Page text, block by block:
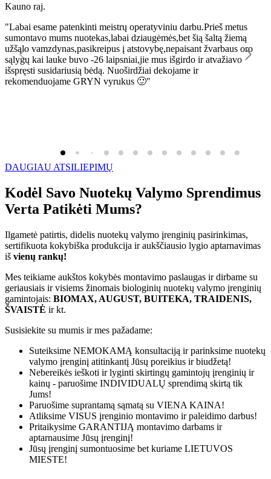
Kauno raj.
"Labai esame patenkinti meistrų operatyviniu darbu.Prieš metus
sumontavo mums nuotekas,labai dziaugėmės,bet šią šaltą žiemą
užšąlo vamzdynas,pasikreipus į atstovybę,nepaisant žvarbaus oro
sąlygų kai lauke buvo -26 laipsniai,jie mus išgirdo ir atvažiavo
išspręsti susidariusią bėdą. Nuoširdžiai dekojame ir
rekomenduojame GRYN vyrukus 🙂"
DAUGIAU ATSILIEPIMŲ
Kodėl Savo Nuotekų Valymo Sprendimus
Verta Patikėti Mums?
Ilgametė patirtis, didelis nuotekų valymo įrenginių pasirinkimas,
sertifikuota kokybiška produkcija ir aukščiausio lygio aptarnavimas
iš vienų rankų!
Mes teikiame aukštos kokybės montavimo paslaugas ir dirbame su
geriausiais ir visiems žinomais biologinių nuotekų valymo įrenginių
gamintojais: BIOMAX, AUGUST, BUITEKA, TRAIDENIS,
ŠVAISTĖ ir kt.
Susisiekite su mumis ir mes pažadame:
Suteiksime NEMOKAMĄ konsultaciją ir parinksime nuotekų
valymo įrenginį atitinkantį Jūsų poreikius ir biudžetą!
Nebereikės ieškoti ir lyginti skirtingų gamintojų įrenginių ir
kainų - paruošime INDIVIDUALŲ sprendimą skirtą tik
Jums!
Paruošime suprantamą sąmatą su VIENA KAINA!
Atliksime VISUS įrenginio montavimo ir paleidimo darbus!
Pritaikysime GARANTIJĄ montavimo darbams ir
aptarnausime Jūsų įrenginį!
Jūsų įrenginį sumontuosime bet kuriame LIETUVOS
MIESTE!